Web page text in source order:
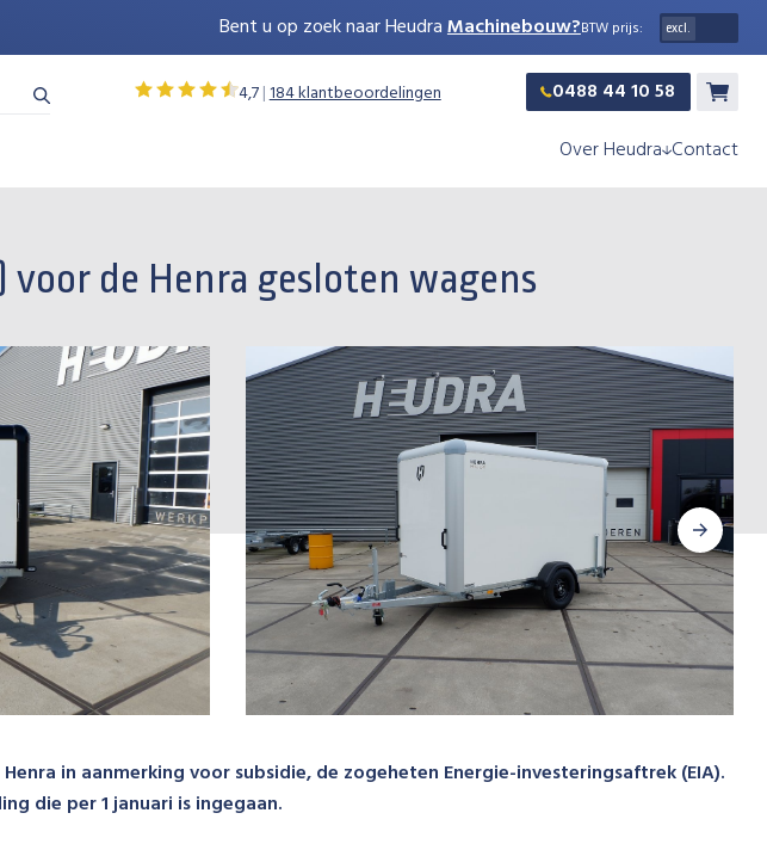
Bent u op zoek naar HeudraMachinebouw?BTW prijs:
4,7|184 klantbeoordelingen 0488 44 10 58
Over Heudra Contact
de Henra gesloten wagens
in aanmerking voor subsidie, de zogeheten Energie-investeringsaftrek (EIA).
die per 1 januari is ingegaan.